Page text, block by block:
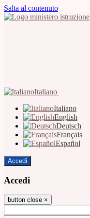
Salta al contenuto
Italiano
Italiano
English
Deutsch
Français
Español
Accedi
Accedi
button close ×